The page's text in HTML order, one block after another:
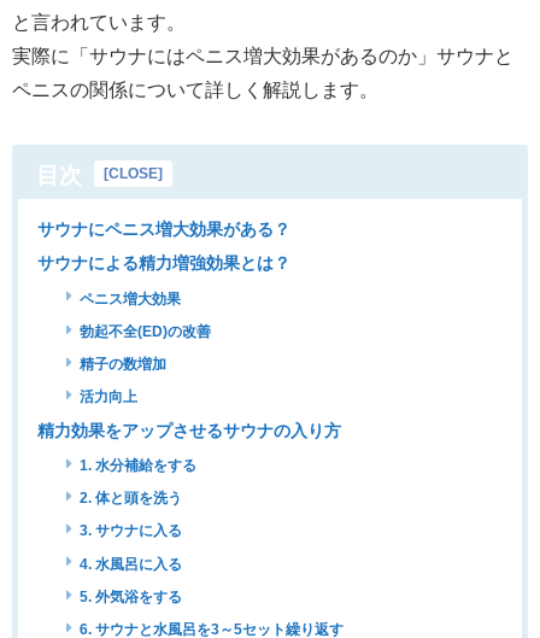
と言われています。
実際に「サウナにはペニス増大効果があるのか」サウナと
ペニスの関係について詳しく解説します。
目次 [CLOSE]
サウナにペニス増大効果がある？
サウナによる精力増強効果とは？
ペニス増大効果
勃起不全(ED)の改善
精子の数増加
活力向上
精力効果をアップさせるサウナの入り方
1. 水分補給をする
2. 体と頭を洗う
3. サウナに入る
4. 水風呂に入る
5. 外気浴をする
6. サウナと水風呂を3～5セット繰り返す